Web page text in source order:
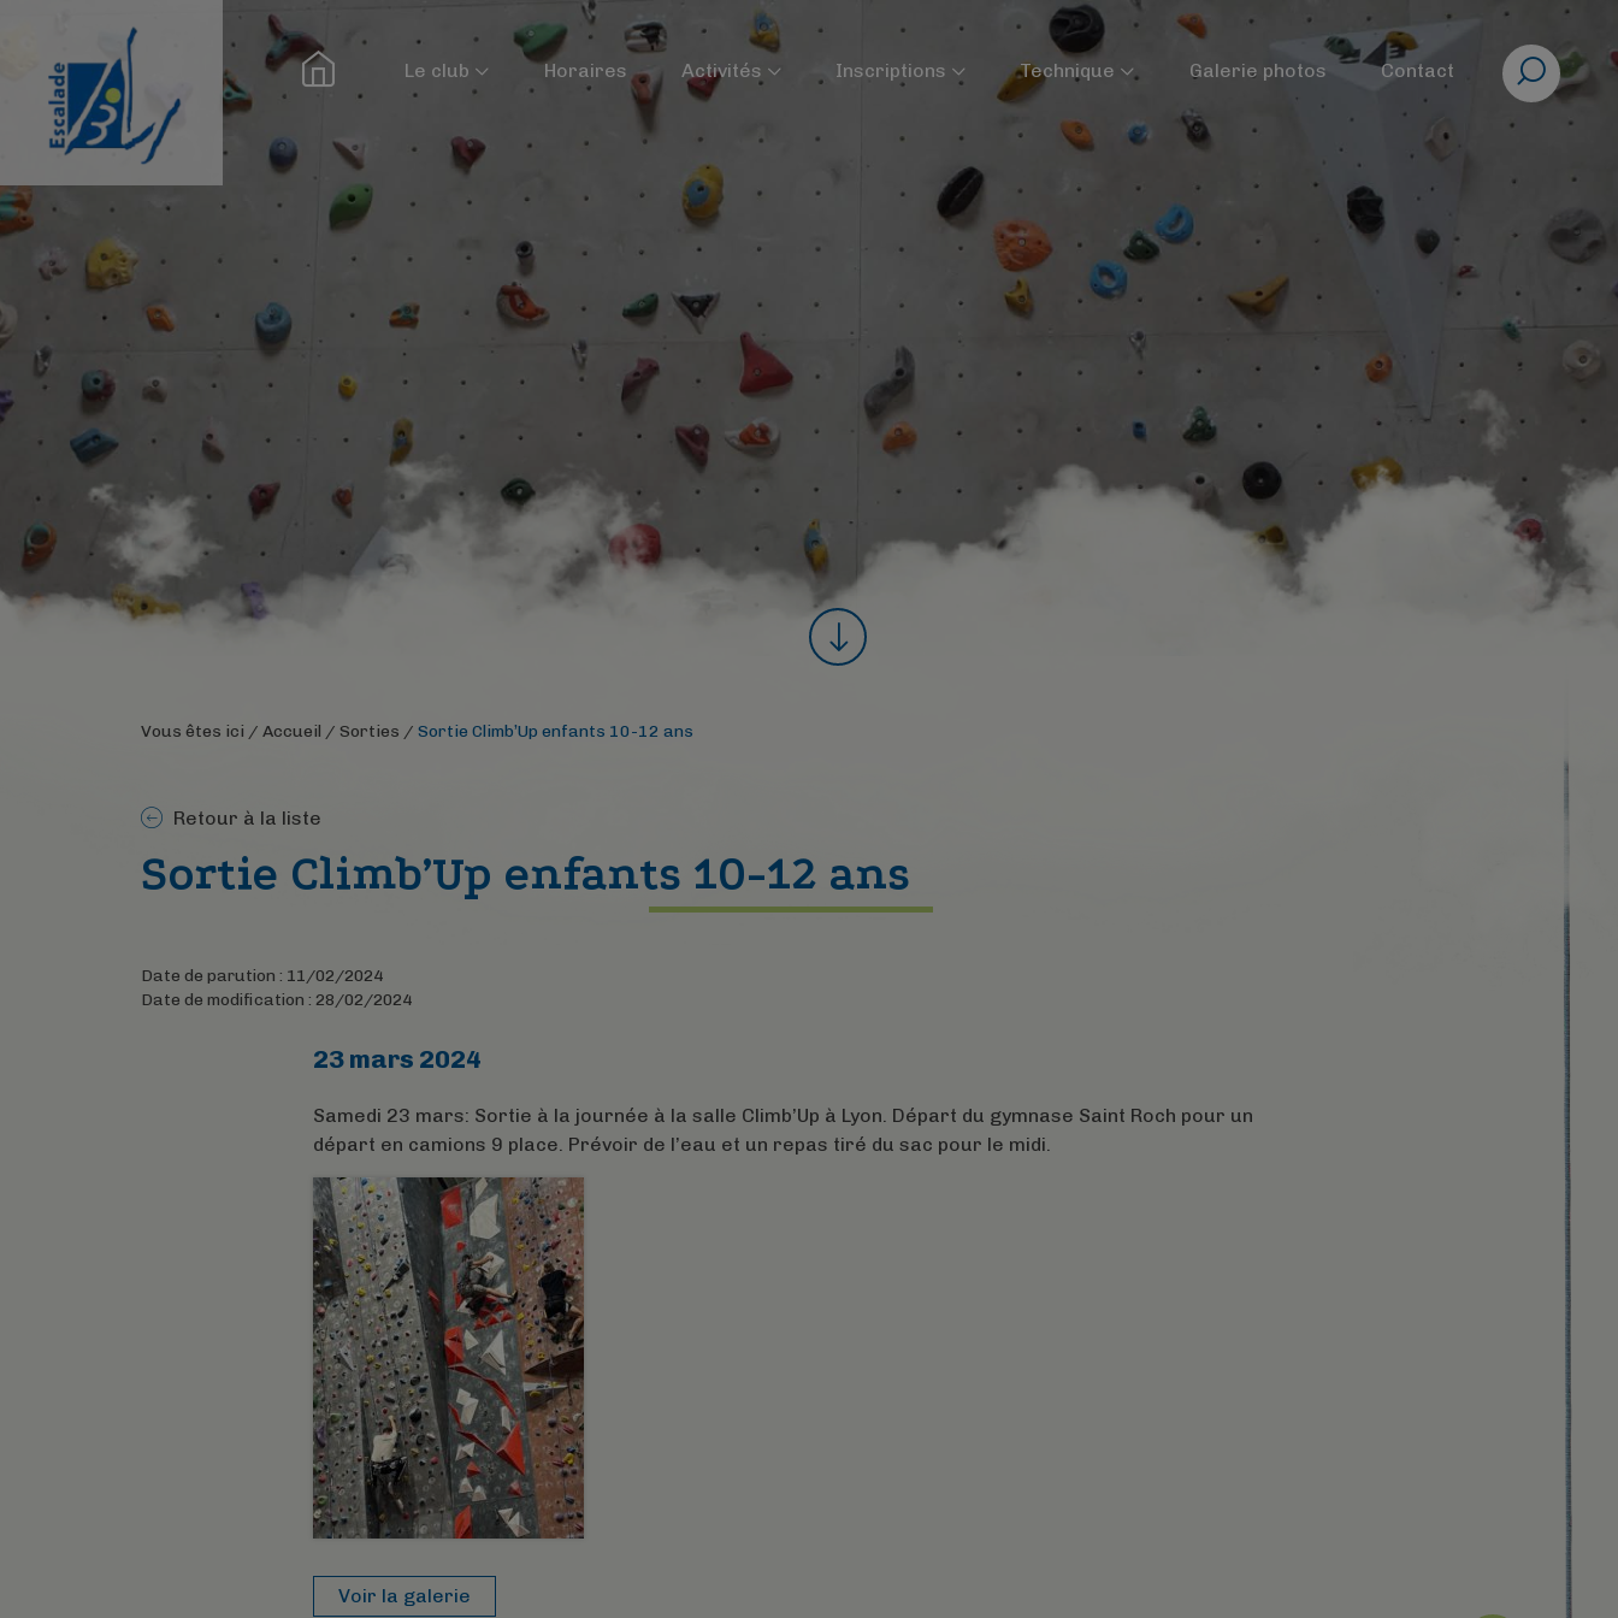
Le club Horaires Activités Inscriptions Technique Galerie photos Contact Rechercher
Vous êtes ici / Accueil / Sorties / Sortie Climb’Up enfants 10-12 ans
Retour à la liste
Sortie Climb’Up enfants 10-12 ans
Date de parution : 11/02/2024
Date de modification : 28/02/2024
23 mars 2024
Samedi 23 mars: Sortie à la journée à la salle Climb’Up à Lyon. Départ du gymnase Saint Roch pour un
départ en camions 9 place. Prévoir de l’eau et un repas tiré du sac pour le midi.
Voir la galerie